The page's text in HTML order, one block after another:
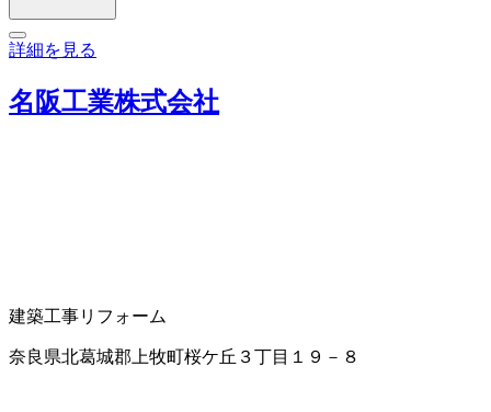
詳細を見る
名阪工業株式会社
建築工事リフォーム
奈良県北葛城郡上牧町桜ケ丘３丁目１９－８